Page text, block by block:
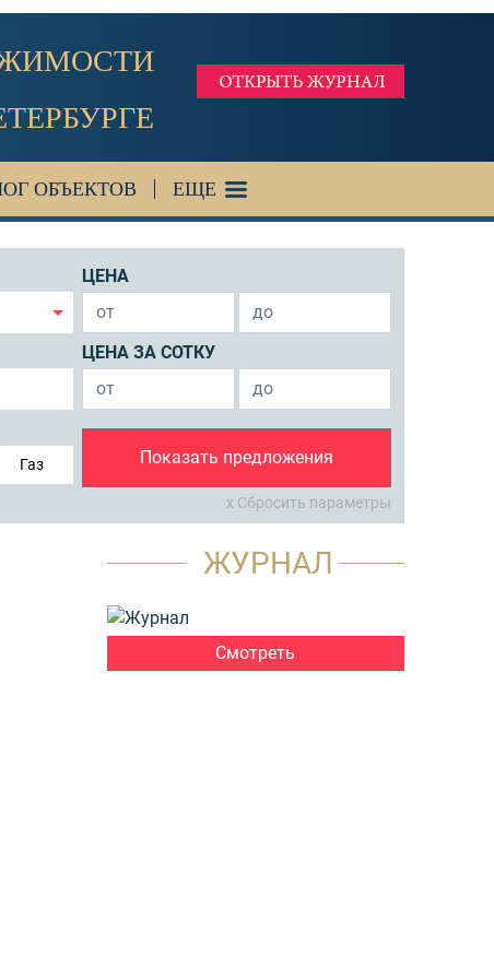
ОБЪЕКТОВ ЕЩЕ
ЦЕНА
ЦЕНА ЗА СОТКУ
Газ Показать предложения
x Сбросить параметры
ЖУРНАЛ
Смотреть